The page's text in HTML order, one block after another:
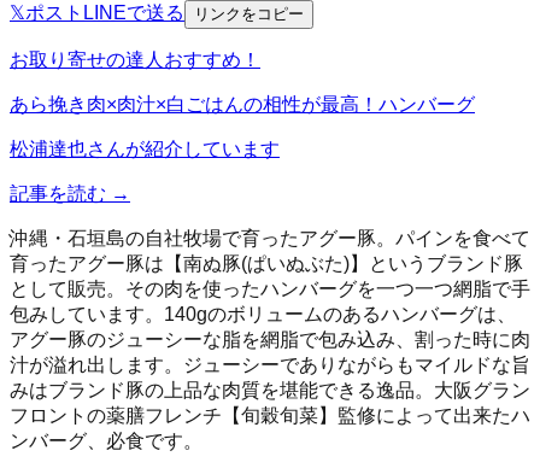
𝕏ポスト LINEで送る リンクをコピー
お取り寄せの達人おすすめ！
あら挽き肉×肉汁×白ごはんの相性が最高！ハンバーグ
松浦達也さんが紹介しています
記事を読む →
沖縄・石垣島の自社牧場で育ったアグー豚。パインを食べて
育ったアグー豚は【南ぬ豚(ぱいぬぶた)】というブランド豚
として販売。その肉を使ったハンバーグを一つ一つ網脂で手
包みしています。140gのボリュームのあるハンバーグは、
アグー豚のジューシーな脂を網脂で包み込み、割った時に肉
汁が溢れ出します。ジューシーでありながらもマイルドな旨
みはブランド豚の上品な肉質を堪能できる逸品。大阪グラン
フロントの薬膳フレンチ【旬穀旬菜】監修によって出来たハ
ンバーグ、必食です。